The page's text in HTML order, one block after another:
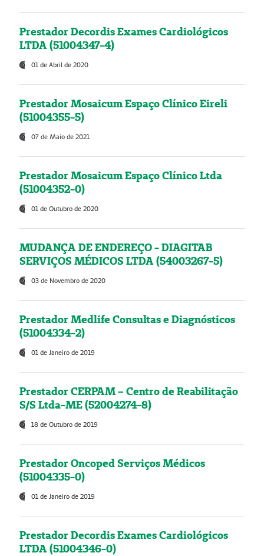
Prestador Decordis Exames Cardiológicos
LTDA (51004347-4)
01 de Abril de 2020
Prestador Mosaicum Espaço Clínico Eireli
(51004355-5)
07 de Maio de 2021
Prestador Mosaicum Espaço Clínico Ltda
(51004352-0)
01 de Outubro de 2020
MUDANÇA DE ENDEREÇO - DIAGITAB
SERVIÇOS MÉDICOS LTDA (54003267-5)
03 de Novembro de 2020
Prestador Medlife Consultas e Diagnósticos
(51004334-2)
01 de Janeiro de 2019
Prestador CERPAM – Centro de Reabilitação
S/S Ltda-ME (52004274-8)
18 de Outubro de 2019
Prestador Oncoped Serviços Médicos
(51004335-0)
01 de Janeiro de 2019
Prestador Decordis Exames Cardiológicos
LTDA (51004346-0)